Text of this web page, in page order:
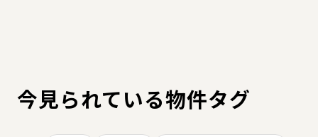
今見られている物件タグ